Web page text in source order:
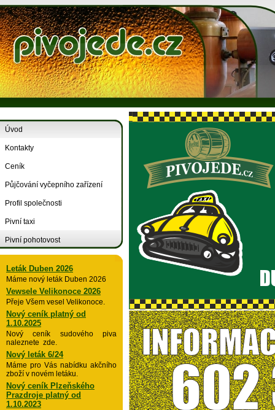
Úvod
Kontakty
Ceník
Půjčování vyčepního zařízení
Profil společnosti
Pivní taxi
Pivní pohotovost
Leták Duben 2026
Máme nový leták Duben 2026
Vewsele Velikonoce 2026
Přeje Všem vesel Velikonoce.
Nový ceník platný od
1.10.2025
Nový ceník sudového piva
naleznete zde.
Nový leták 6/24
Máme pro Vás nabídku akčního
zboží v novém letáku.
Nový ceník Plzeňského
Prazdroje platný od
1.10.2023